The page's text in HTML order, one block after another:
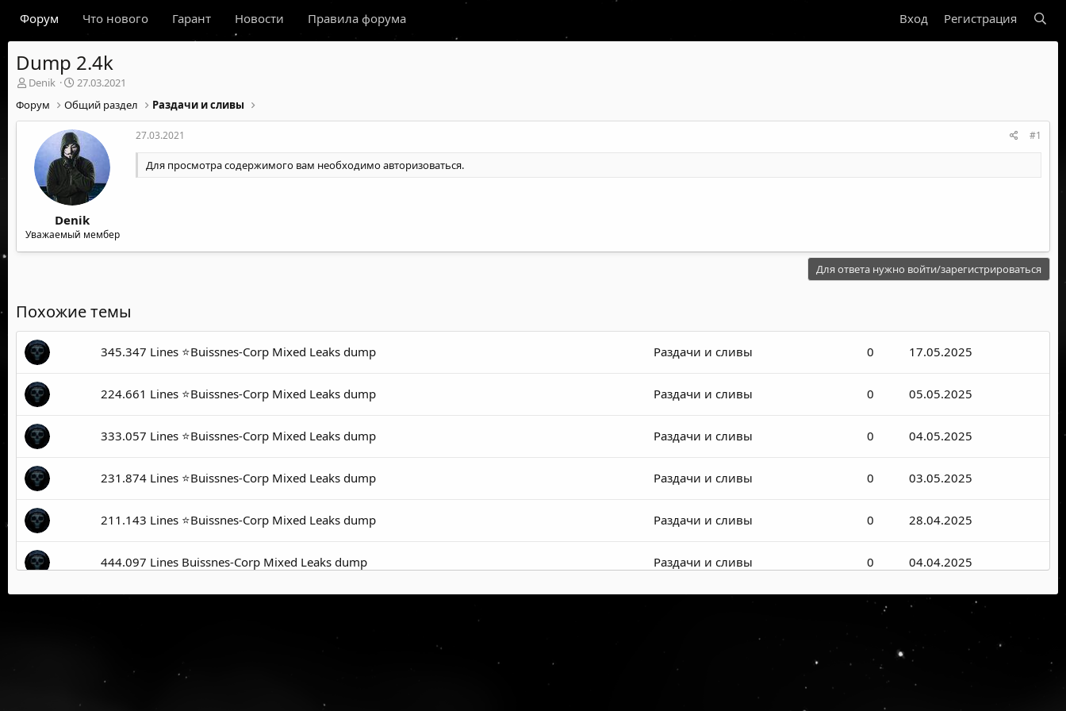
Форум Что нового Гарант Новости Правила форума Вход Регистрация
Dump 2.4k
А
т
о
м
Denik
Д
т
а
н
а
ч
а
а
27.03.2021
Форум
Общий раздел Раздачи и сливы
Denik
Уважаемый мембер
27.03.2021 #1
Для просмотра содержимого вам необходимоавторизоваться.
Для ответа нужно войти/зарегистрироваться
Похожие темы
345.347 Lines ⭐️Buissnes-Corp Mixed Leaks dump Раздачи и сливы 0 17.05.2025
224.661 Lines ⭐️Buissnes-Corp Mixed Leaks dump Раздачи и сливы 0 05.05.2025
333.057 Lines ⭐️Buissnes-Corp Mixed Leaks dump Раздачи и сливы 0 04.05.2025
231.874 Lines ⭐️Buissnes-Corp Mixed Leaks dump Раздачи и сливы 0 03.05.2025
211.143 Lines ⭐️Buissnes-Corp Mixed Leaks dump Раздачи и сливы 0 28.04.2025
444.097 Lines Buissnes-Corp Mixed Leaks dump Раздачи и сливы 0 04.04.2025
0 28.03.2025
21.03.2025
244.126 Lines Buissnes-Corp Mixed Leaks dump 02.03.2025